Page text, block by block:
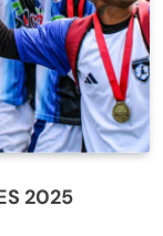
2025